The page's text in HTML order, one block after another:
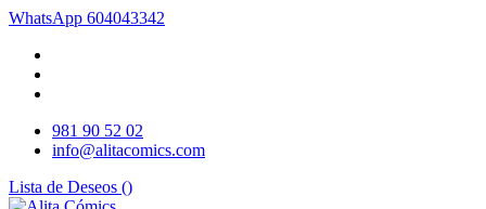
WhatsApp 604043342
981 90 52 02
info@alitacomics.com
Lista de Deseos ()